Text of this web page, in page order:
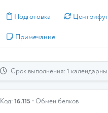
Подготовка
Примечание
Срок выполнения: 1
Код:16.115 • Обмен белков